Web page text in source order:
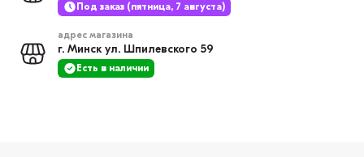
Под заказ (пятница, 7 августа)
адрес магазина
г. Минск ул. Шпилевского 59
Есть в наличии